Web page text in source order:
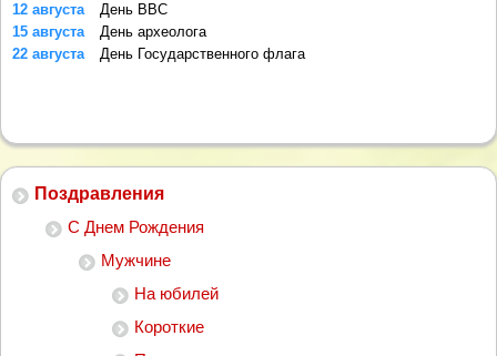
Поздравления
С Днем Рождения
Мужчине
На юбилей
Короткие
12 августа
День ВВС
15 августа
День археолога
22 августа
День Государственного флага